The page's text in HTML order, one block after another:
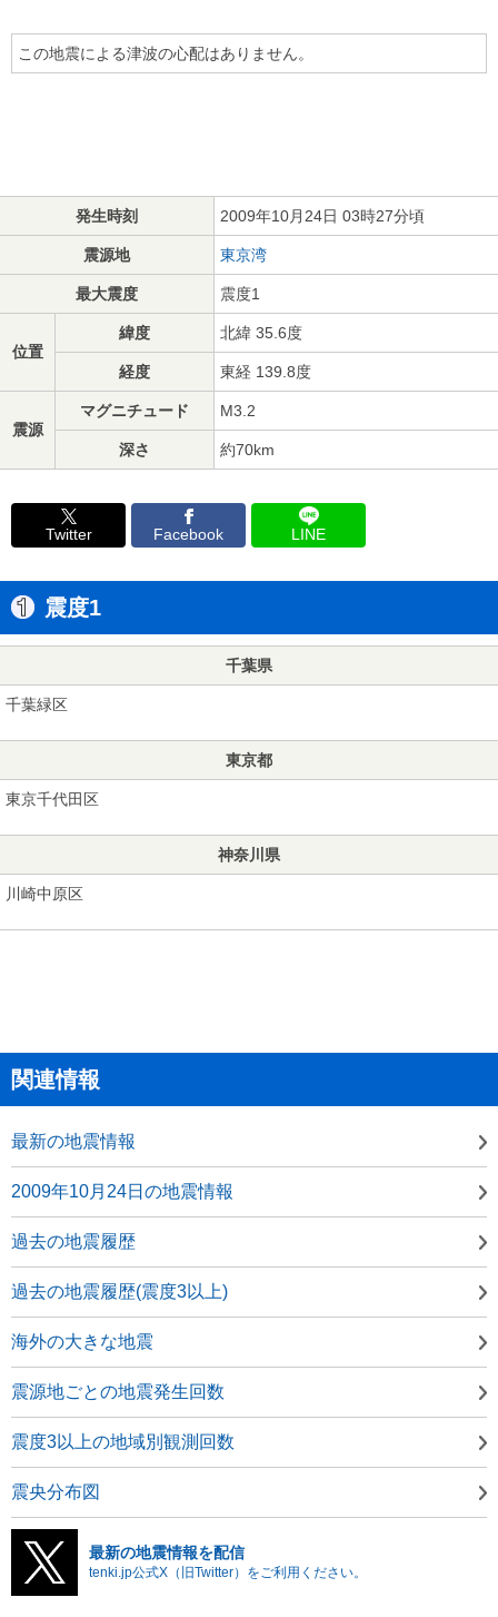
この地震による津波の心配はありません。
発生時刻 2009年10月24日 03時27分頃
震源地 東京湾
最大震度 震度1
位置
緯度 北緯 35.6度
経度 東経 139.8度
震源
マグニチュード M3.2
深さ 約70km
Twitter Facebook LINE
震度1
千葉県
千葉緑区
東京都
東京千代田区
神奈川県
川崎中原区
関連情報
最新の地震情報
2009年10月24日の地震情報
過去の地震履歴
過去の地震履歴(震度3以上)
海外の大きな地震
震源地ごとの地震発生回数
震度3以上の地域別観測回数
震央分布図
最新の地震情報を配信
tenki.jp公式X（旧Twitter）をご利用ください。